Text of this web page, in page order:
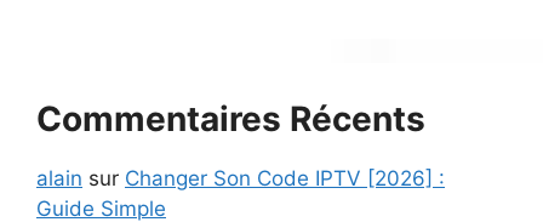
Commentaires Récents
alain sur Changer Son Code IPTV [2026] :
Guide Simple